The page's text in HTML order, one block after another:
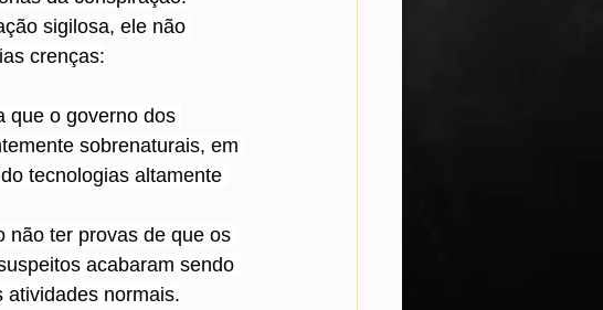
sigilosa, ele não
crenças:
que o governo dos
sobrenaturais, em
tecnologias altamente
não ter provas de que os
acabaram sendo
atividades normais.